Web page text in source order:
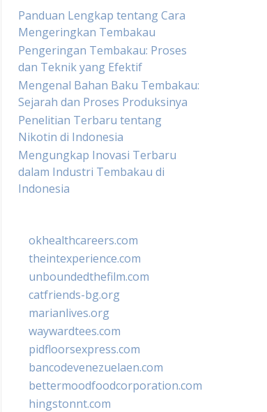
Panduan Lengkap tentang Cara
Mengeringkan Tembakau
Pengeringan Tembakau: Proses
dan Teknik yang Efektif
Mengenal Bahan Baku Tembakau:
Sejarah dan Proses Produksinya
Penelitian Terbaru tentang
Nikotin di Indonesia
Mengungkap Inovasi Terbaru
dalam Industri Tembakau di
Indonesia
okhealthcareers.com
theintexperience.com
unboundedthefilm.com
catfriends-bg.org
marianlives.org
waywardtees.com
pidfloorsexpress.com
bancodevenezuelaen.com
bettermoodfoodcorporation.com
hingstonnt.com